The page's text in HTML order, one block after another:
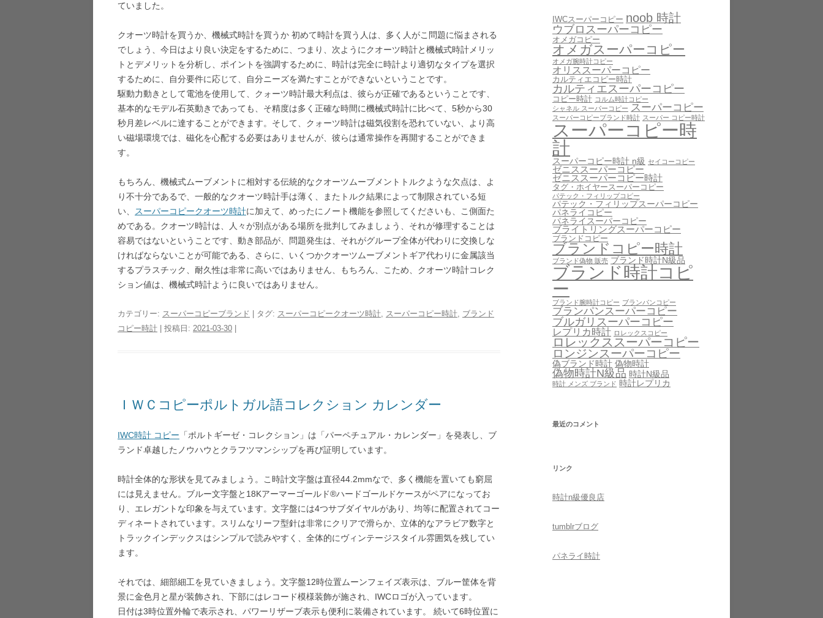
ていました。
クオーツ時計を買うか、機械式時計を買うか 初めて時計を買う人は、多く人がこ問題に悩まされる
でしょう、今日はより良い決定をするために、つまり、次ようにクオーツ時計と機械式時計メリッ
トとデメリットを分析し、ポイントを強調するために、時計は完全に時計より適切なタイプを選択
するために、自分要件に応じて、自分ニーズを満たすことができないということです。
駆動力動きとして電池を使用して、クォーツ時計最大利点は、彼らが正確であるということです、
基本的なモデル石英動きであっても、そ精度は多く正確な時間に機械式時計に比べて、5秒から30
秒月差レベルに達することができます。そして、クォーツ時計は磁気役割を恐れていない、より高
い磁場環境では、磁化を心配する必要はありませんが、彼らは通常操作を再開することができま
す。
もちろん、機械式ムーブメントに相対する伝統的なクオーツムーブメントトルクような欠点は、よ
り不十分であるで、一般的なクオーツ時計手は薄く、またトルク結果によって制限されている短
い、
スーパーコピークオーツ時計に加えて、めったにノート機能を参照してくださいも、こ側面た
めである。クオーツ時計は、人々が別点がある場所を批判してみましょう、それが修理することは
容易ではないということです、動き部品が、問題発生は、それがグループ全体が代わりに交換しな
ければならないことが可能である、さらに、いくつかクオーツムーブメントギア代わりに金属該当
するプラスチック、耐久性は非常に高いではありません、もちろん、こため、クオーツ時計コレク
ション値は、機械式時計ように良いではありません。
カテゴリー: スーパーコピーブランド | タグ: スーパーコピークオーツ時計, スーパーコピー時計, ブランド
コピー時計 | 投稿日: 2021-03-30
ＩＷＣコピーポルトガル語コレクション カレンダー
IWC時計 コピー 「ポルトギーゼ・コレクション」は「パーペチュアル・カレンダー」を発表し、ブ
ランド卓越したノウハウとクラフツマンシップを再び証明しています。
時計全体的な形状を見てみましょう。こ時計文字盤は直径44.2mmなで、多く機能を置いても窮屈
には見えません。ブルー文字盤と18Kアーマーゴールド®ハードゴールドケースがペアになってお
り、エレガントな印象を与えています。文字盤には4つサブダイヤルがあり、均等に配置されてコー
ディネートされています。スリムなリーフ型針は非常にクリアで滑らか、立体的なアラビア数字と
トラックインデックスはシンプルで読みやすく、全体的にヴィンテージスタイル雰囲気を残してい
ます。
それでは、細部細工を見ていきましょう。文字盤12時位置ムーンフェイズ表示は、ブルー筐体を背
景に金色月と星が装飾され、下部にはレコード模様装飾が施され、IWCロゴが入っています。
日付は3時位置外輪で表示され、パワーリザーブ表示も便利に装備されています。 続いて6時位置に
IWCスーパーコピー noob 時計
ウブロスーパーコピー
オメガコピー
オメガスーパーコピー
オメガ腕時計コピー
オリススーパーコピー
カルティエコピー時計
カルティエスーパーコピー
コピー時計 コルム時計コピー
シャネル スーパーコピー スーパーコピー
スーパーコピーブランド時計 スーパー コピー時計
スーパーコピー時
計
スーパーコピー時計 n級 セイコーコピー
ゼニススーパーコピー
ゼニススーパーコピー時計
タグ・ホイヤースーパーコピー
パテック・フィリップコピー
パテック・フィリップスーパーコピー
パネライコピー
パネライスーパーコピー
ブライトリングスーパーコピー
ブランドコピー
ブランドコピー時計
ブランド偽物 販売 ブランド時計N級品
ブランド時計コピ
ー
ブランド腕時計コピー ブランパンコピー
ブランパンスーパーコピー
ブルガリスーパーコピー
レプリカ時計 ロレックスコピー
ロレックススーパーコピー
ロンジンスーパーコピー
偽ブランド時計 偽物時計
偽物時計N級品 時計N級品
時計 メンズ ブランド 時計レプリカ
最近のコメント
リンク
時計n級優良店
tumblrブログ
パネライ時計